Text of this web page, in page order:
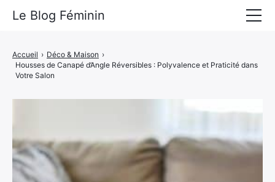
Accueil › Déco & Maison ›
Housses de Canapé d’Angle Réversibles : Polyvalence et Praticité dans
Votre Salon
Le Blog Féminin
Alimentation
Mode
Bien-être
Voyages